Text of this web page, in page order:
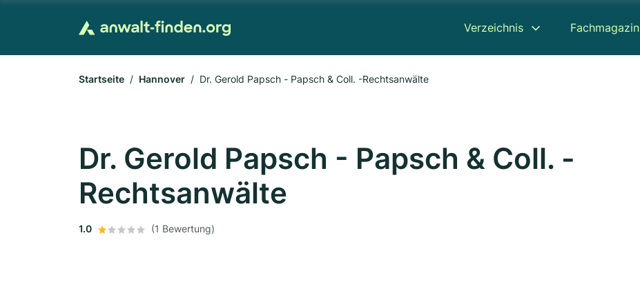
Verzeichnis Fachmagazin
Startseite Hannover Dr. Gerold Papsch - Papsch & Coll. -Rechtsanwälte
Dr. Gerold Papsch - Papsch & Coll. -
Rechtsanwälte
1.0 (1 Bewertung)